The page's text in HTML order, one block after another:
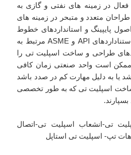
در زمینه های نفتی و گازی به
متعدد و متبحر در زمینه های
پایپینگ و استانداردهای خطوط
لوله و جوشکاری نظیر استناداردهای API و ASME مرتبط به
طراحی و ساخت اسپلیت تی را
ممکن است واحد صنعتی زمان کافی
یا به دلیل مهارت کم در صدد باشد
ساخت اسپلیت تی که به طور تخصصی
تی-انشعاب اسپلیت تی-اتصال
تپ- اسپلیت تی استاپل